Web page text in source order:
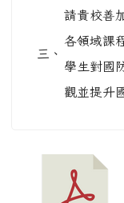
三、
請貴校善
各領域課
學生對國
觀並提升